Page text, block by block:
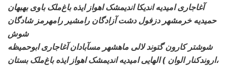
آغاجاریامیدیه اندیکا اندیمشک اهواز ایذه باغ‌ملک باوی بهبهان
حمیدیه خرمشهر دزفول دشت آزادگان رامشیر رامهرمز شادگان
شوش
شوشتر کارون گتوند لالی ماهشهر مسآبادان آغاجاری ابوحمیظه
اروندکنار الوان ) الهایی امیدیه اندیمشک اهواز ایذه باغ‌ملک بستان،